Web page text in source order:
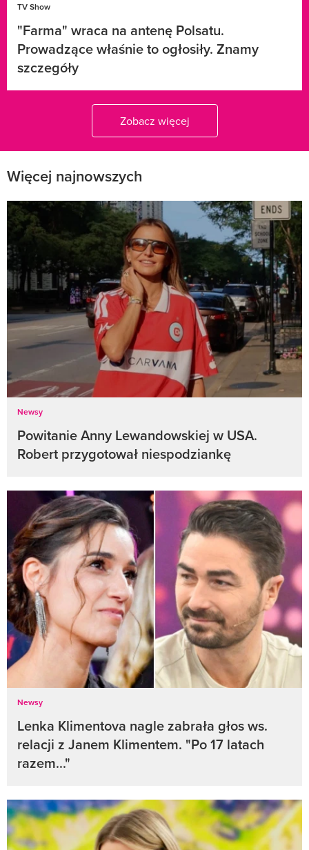
TV Show
"Farma" wraca na antenę Polsatu.
Prowadzące właśnie to ogłosiły. Znamy
szczegóły
Zobacz więcej
Więcej najnowszych
Newsy
Powitanie Anny Lewandowskiej w USA.
Robert przygotował niespodziankę
Newsy
Lenka Klimentova nagle zabrała głos ws.
relacji z Janem Klimentem. "Po 17 latach
razem..."